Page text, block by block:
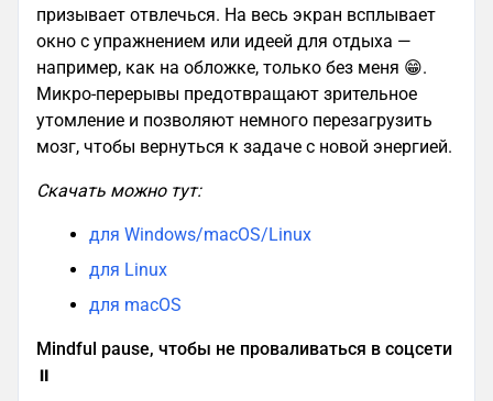
призывает отвлечься. На весь экран всплывает
окно с упражнением или идеей для отдыха —
например, как на обложке, только без меня 😁.
Микро-перерывы предотвращают зрительное
утомление и позволяют немного перезагрузить
мозг, чтобы вернуться к задаче с новой энергией.
Скачать можно тут:
для Windows/macOS/Linux
для Linux
для macOS
Mindful pause, чтобы не проваливаться в соцсети
⏸️